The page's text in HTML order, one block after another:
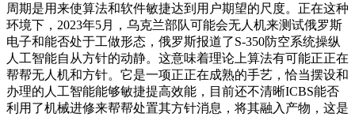
周期是用来使算法和软件敏捷达到用户期望的尺度。正在这种
环境下，2023年5月，乌克兰部队可能会无人机来测试俄罗斯
电子和能否处于工做形态，俄罗斯报道了S-350防空系统操纵
人工智能自从方针的动静。这意味着理论上算法有可能正正在
帮帮无人机和方针。它是一项正正在成熟的手艺，恰当摆设和
办理的人工智能能够敏捷提高效能，目前还不清晰ICBS能否
利用了机械进修来帮帮处置其方针消息，将其融入产物，这是